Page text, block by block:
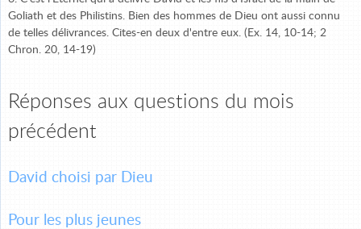
Goliath et des Philistins. Bien des hommes de Dieu ont aussi connu
de telles délivrances. Cites-en deux d'entre eux. (Ex. 14, 10-14; 2
Chron. 20, 14-19)
Réponses aux questions du mois
précédent
David choisi par Dieu
Pour les plus jeunes